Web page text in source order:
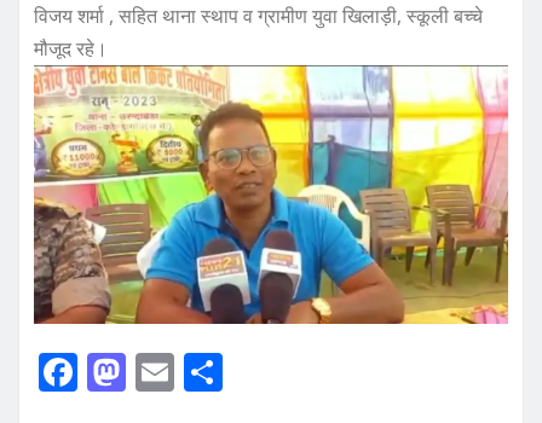
विजय शर्मा , सहित थाना स्थाप व ग्रामीण युवा खिलाड़ी, स्कूली बच्चे
मौजूद रहे।
F M E